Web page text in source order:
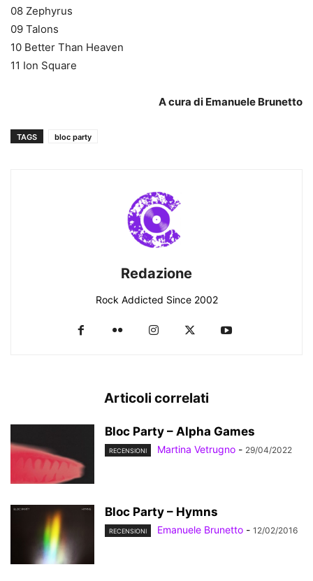
08 Zephyrus
09 Talons
10 Better Than Heaven
11 Ion Square
A cura di Emanuele Brunetto
TAGS bloc party
Redazione
Rock Addicted Since 2002
Articoli correlati
Bloc Party – Alpha Games
RECENSIONI Martina Vetrugno - 29/04/2022
Bloc Party – Hymns
RECENSIONI Emanuele Brunetto - 12/02/2016